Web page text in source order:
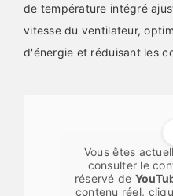
Vous êtes
consulter le
réservé de
contenu réel,
de température intégré
vitesse du ventilateur,
d'énergie et réduisant les